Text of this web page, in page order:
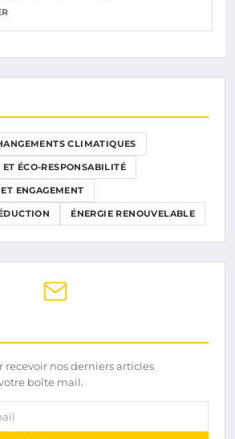
CLIMATIQUES
ÉCO-RESPONSABILITÉ
ENGAGEMENT
ÉNERGIE RENOUVELABLE
recevoir nos derniers articles
boîte mail.